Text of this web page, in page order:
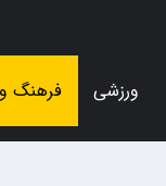
ورزشی فرهنگ